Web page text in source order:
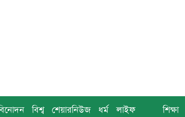
বিশ্ব শেয়ারনিউজ ধর্ম
লাইফ
শিক্ষা